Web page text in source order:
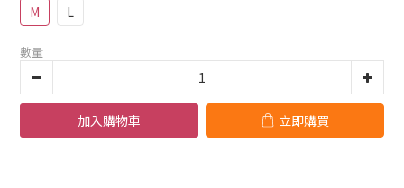
M L
數量
加入購物車 立即購買